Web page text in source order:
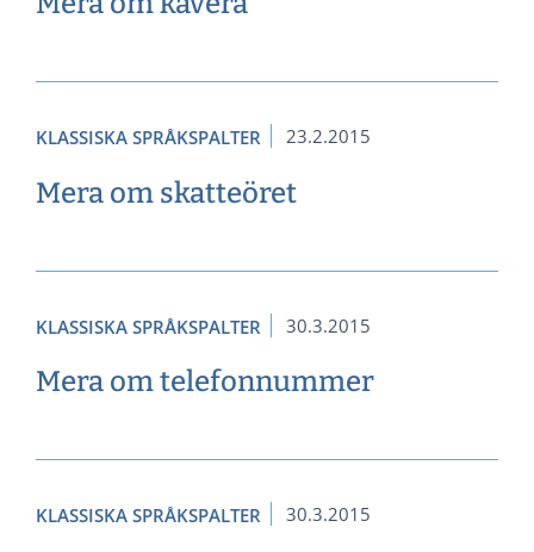
KLASSISKA SPRÅKSPALTER 23.2.2015
Mera om skatteöret
KLASSISKA SPRÅKSPALTER 30.3.2015
Mera om telefonnummer
KLASSISKA SPRÅKSPALTER 30.3.2015